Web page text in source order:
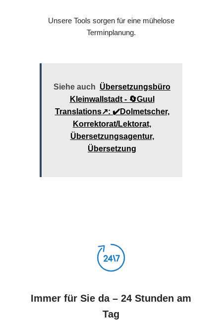
Unsere Tools sorgen für eine mühelose
Terminplanung.
Siehe auch Übersetzungsbüro
Kleinwallstadt - 🔄Guul
Translations↗️: ✔️Dolmetscher,
Korrektorat/Lektorat,
Übersetzungsagentur,
Übersetzung
Immer für Sie da – 24 Stunden am
Tag